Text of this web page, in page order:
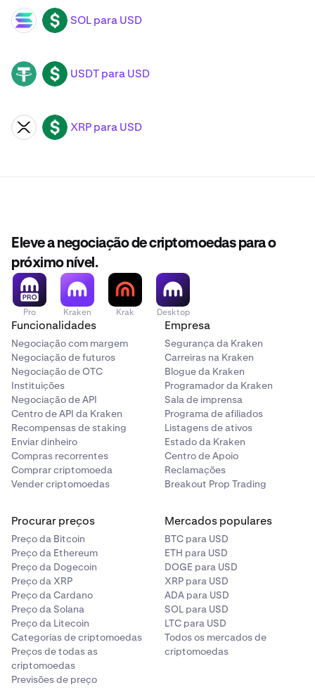
SOL USD SOL para USD
USDT USD USDT para USD
XRP USD XRP para USD
Eleve a negociação de criptomoedas para o
próximo nível.
Pro Kraken Krak Desktop
Funcionalidades
Negociação com margem
Negociação de futuros
Negociação de OTC
Instituições
Negociação de API
Centro de API da Kraken
Recompensas de staking
Enviar dinheiro
Compras recorrentes
Comprar criptomoeda
Vender criptomoedas
Empresa
Segurança da Kraken
Carreiras na Kraken
Blogue da Kraken
Programador da Kraken
Sala de imprensa
Programa de afiliados
Listagens de ativos
Estado da Kraken
Centro de Apoio
Reclamações
Breakout Prop Trading
Procurar preços
Preço da Bitcoin
Preço da Ethereum
Preço da Dogecoin
Preço da XRP
Preço da Cardano
Preço da Solana
Preço da Litecoin
Categorias de criptomoedas
Preços de todas as
criptomoedas
Previsões de preço
Mercados populares
BTC para USD
ETH para USD
DOGE para USD
XRP para USD
ADA para USD
SOL para USD
LTC para USD
Todos os mercados de
criptomoedas